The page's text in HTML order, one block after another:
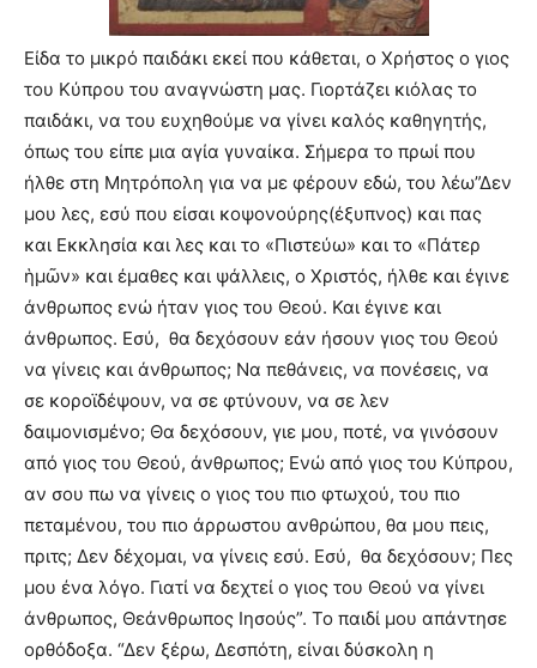
Είδα το μικρό παιδάκι εκεί που κάθεται, ο Χρήστος ο γιος
του Κύπρου του αναγνώστη μας. Γιορτάζει κιόλας το
παιδάκι, να του ευχηθούμε να γίνει καλός καθηγητής,
όπως του είπε μια αγία γυναίκα. Σήμερα το πρωί που
ήλθε στη Μητρόπολη για να με φέρουν εδώ, του λέω”Δεν
μου λες, εσύ που είσαι κοψονούρης(έξυπνος) και πας
και Εκκλησία και λες και το «Πιστεύω» και το «Πάτερ
ἡμῶν» και έμαθες και ψάλλεις, ο Χριστός, ήλθε και έγινε
άνθρωπος ενώ ήταν γιος του Θεού. Και έγινε και
άνθρωπος. Εσύ, θα δεχόσουν εάν ήσουν γιος του Θεού
να γίνεις και άνθρωπος; Να πεθάνεις, να πονέσεις, να
σε κοροϊδέψουν, να σε φτύνουν, να σε λεν
δαιμονισμένο; Θα δεχόσουν, γιε μου, ποτέ, να γινόσουν
από γιος του Θεού, άνθρωπος; Ενώ από γιος του Κύπρου,
αν σου πω να γίνεις ο γιος του πιο φτωχού, του πιο
πεταμένου, του πιο άρρωστου ανθρώπου, θα μου πεις,
πριτς; Δεν δέχομαι, να γίνεις εσύ. Εσύ, θα δεχόσουν; Πες
μου ένα λόγο. Γιατί να δεχτεί ο γιος του Θεού να γίνει
άνθρωπος, Θεάνθρωπος Ιησούς”. Το παιδί μου απάντησε
ορθόδοξα. “Δεν ξέρω, Δεσπότη, είναι δύσκολη η